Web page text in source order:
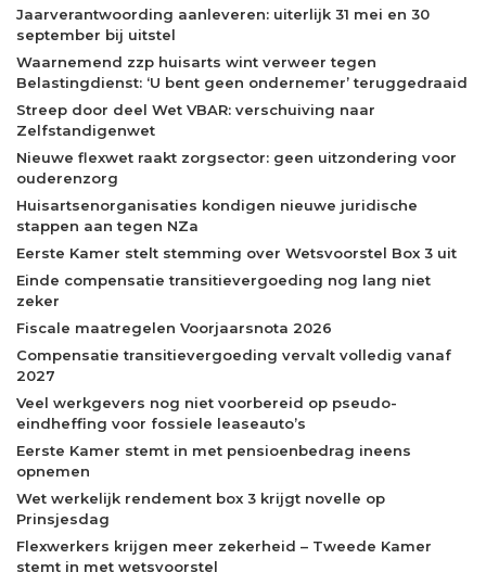
Jaarverantwoording aanleveren: uiterlijk 31 mei en 30
september bij uitstel
Waarnemend zzp huisarts wint verweer tegen
Belastingdienst: ‘U bent geen ondernemer’ teruggedraaid
Streep door deel Wet VBAR: verschuiving naar
Zelfstandigenwet
Nieuwe flexwet raakt zorgsector: geen uitzondering voor
ouderenzorg
Huisartsenorganisaties kondigen nieuwe juridische
stappen aan tegen NZa
Eerste Kamer stelt stemming over Wetsvoorstel Box 3 uit
Einde compensatie transitievergoeding nog lang niet
zeker
Fiscale maatregelen Voorjaarsnota 2026
Compensatie transitievergoeding vervalt volledig vanaf
2027
Veel werkgevers nog niet voorbereid op pseudo-
eindheffing voor fossiele leaseauto’s
Eerste Kamer stemt in met pensioenbedrag ineens
opnemen
Wet werkelijk rendement box 3 krijgt novelle op
Prinsjesdag
Flexwerkers krijgen meer zekerheid – Tweede Kamer
stemt in met wetsvoorstel